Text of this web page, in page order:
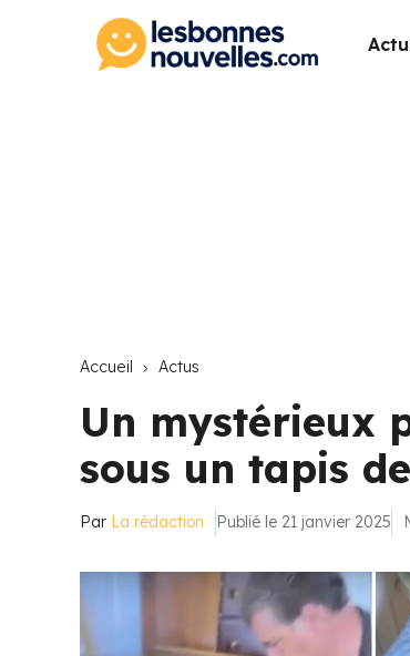
Accueil Actus
Un mystérieux
sous un tapis
Par La rédaction Publié le 21 janvier 2025